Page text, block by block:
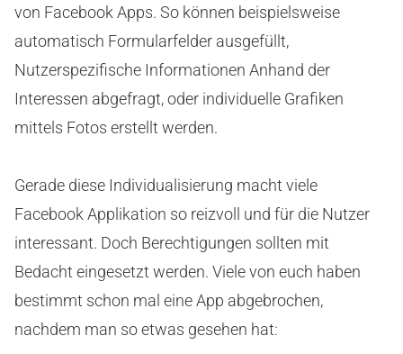
von Facebook Apps. So können beispielsweise
automatisch Formularfelder ausgefüllt,
Nutzerspezifische Informationen Anhand der
Interessen abgefragt, oder individuelle Grafiken
mittels Fotos erstellt werden.
Gerade diese Individualisierung macht viele
Facebook Applikation so reizvoll und für die Nutzer
interessant. Doch Berechtigungen sollten mit
Bedacht eingesetzt werden. Viele von euch haben
bestimmt schon mal eine App abgebrochen,
nachdem man so etwas gesehen hat: